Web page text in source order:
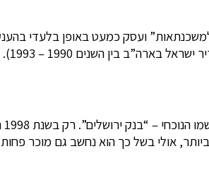
ירושלים לפיתוח ולמשכנתאות” ועסק כמעט
אולי בשל כך הוא נחשב גם מוכר